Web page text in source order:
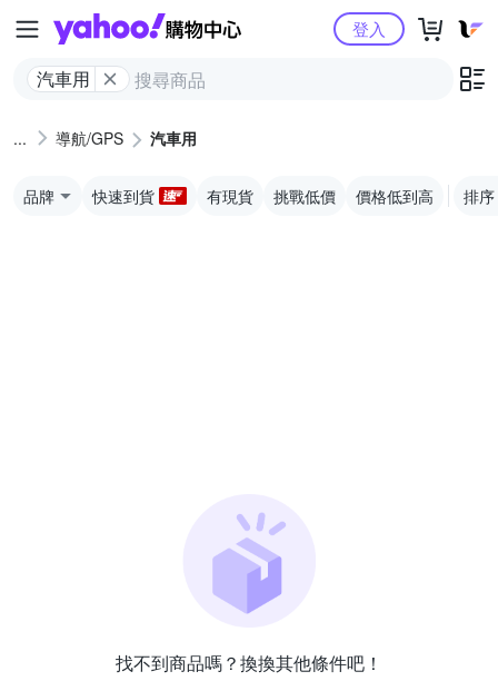
Yahoo購物中心
汽車用
登入
導航/GPS 汽車用
品牌 快速到貨 有現貨 挑戰低價 價格低到高 排序
找不到商品嗎？換換其他條件吧！